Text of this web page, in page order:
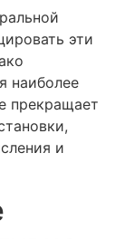
эти
наиболее
прекращает
и